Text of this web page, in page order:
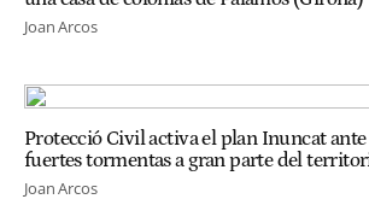
Joan Arcos
Protecció Civil activa el plan Inuncat ante
fuertes tormentas a gran parte del
Joan Arcos